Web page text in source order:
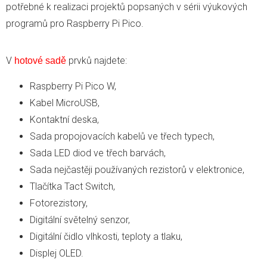
potřebné k realizaci projektů popsaných v sérii výukových
programů pro Raspberry Pi Pico.
V hotové sadě prvků najdete:
Raspberry Pi Pico W,
Kabel MicroUSB,
Kontaktní deska,
Sada propojovacích kabelů ve třech typech,
Sada LED diod ve třech barvách,
Sada nejčastěji používaných rezistorů v elektronice,
Tlačítka Tact Switch,
Fotorezistory,
Digitální světelný senzor,
Digitální čidlo vlhkosti, teploty a tlaku,
Displej OLED.